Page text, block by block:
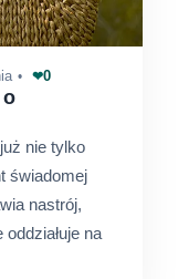
❤0
o
nie tylko
świadomej
nastrój,
na